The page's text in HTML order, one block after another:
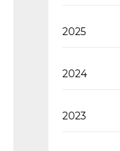
2025
2024
2023